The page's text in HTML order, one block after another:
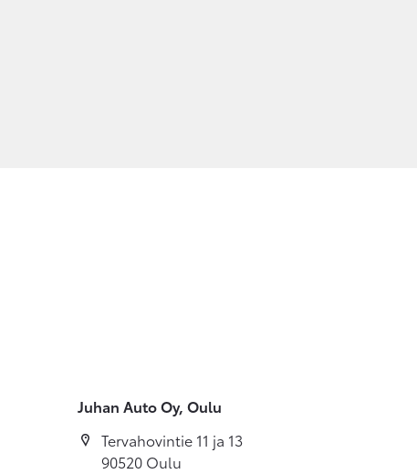
Juhan Auto Oy, Oulu
Tervahovintie 11 ja 13
90520 Oulu